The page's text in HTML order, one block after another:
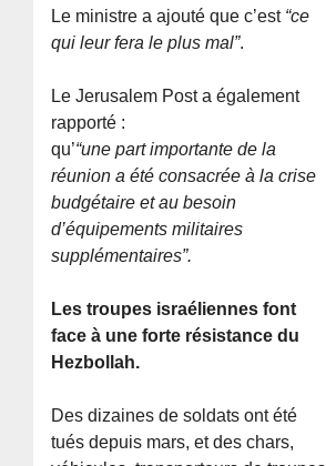
Le ministre a ajouté que c’est “ce
qui leur fera le plus mal”.
Le Jerusalem Post a également
rapporté :
qu’“une part importante de la
réunion a été consacrée à la crise
budgétaire et au besoin
d’équipements militaires
supplémentaires”.
Les troupes israéliennes font
face à une forte résistance du
Hezbollah.
Des dizaines de soldats ont été
tués depuis mars, et des chars,